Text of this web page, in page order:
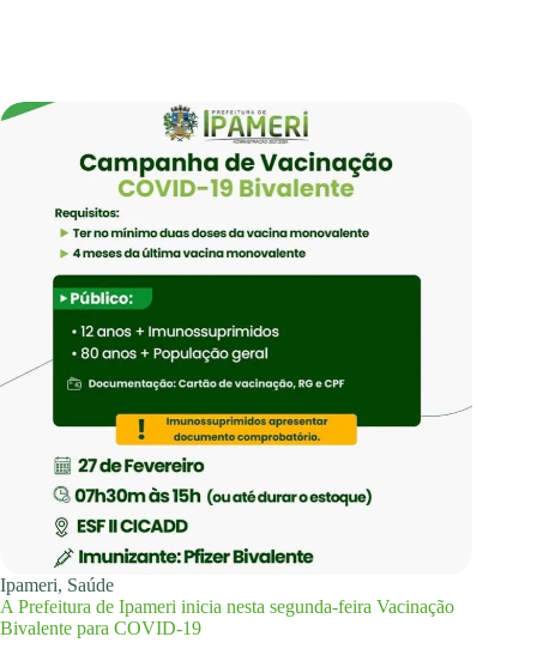
Ipameri, Saúde
A Prefeitura de Ipameri inicia nesta segunda-feira Vacinação
Bivalente para COVID-19